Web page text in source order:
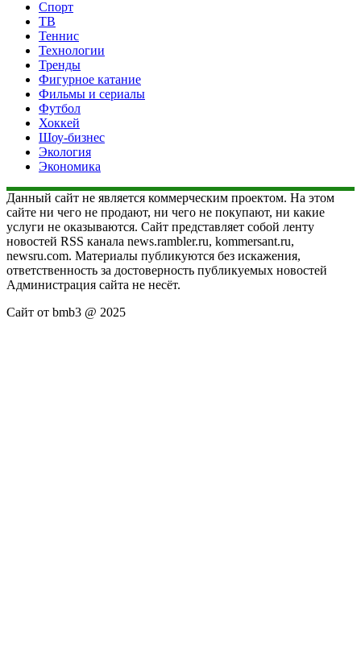
Спорт
ТВ
Теннис
Технологии
Тренды
Фигурное катание
Фильмы и сериалы
Футбол
Хоккей
Шоу-бизнес
Экология
Экономика
Данный сайт не является коммерческим проектом. На этом
сайте ни чего не продают, ни чего не покупают, ни какие
услуги не оказываются. Сайт представляет собой ленту
новостей RSS канала news.rambler.ru, kommersant.ru,
newsru.com. Материалы публикуются без искажения,
ответственность за достоверность публикуемых новостей
Администрация сайта не несёт.
Сайт от bmb3 @ 2025